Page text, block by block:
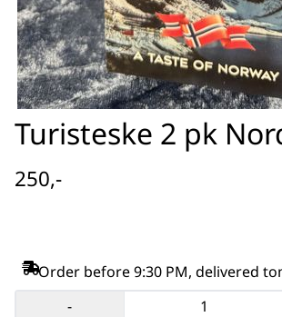
Turisteske 2 pk
250,-
Order before 9:30 PM, delivered
-